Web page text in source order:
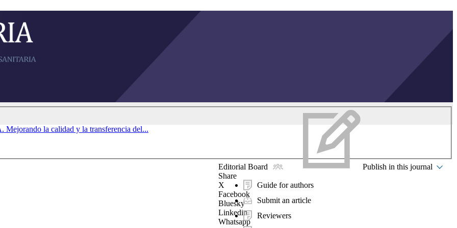
Editorial Board Publish in this journal
Guide for authors
Submit an article
Reviewers
Share
X
Facebook
Bluesky
Linkedin
Whatsapp
la calidad y la transferencia del...